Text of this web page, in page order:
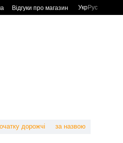
Відгуки про магазин УкрРус
дорожчі за назвою